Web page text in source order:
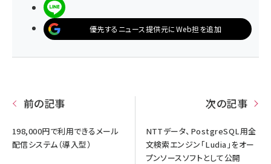
優先するニュース提供元にWeb担を追加
前の記事
198,000円で利用できるメール
配信システム（導入型）
次の記事
NTTデータ、PostgreSQL用全
文検索エンジン｢Ludia｣をオー
プンソースソフトとして公開